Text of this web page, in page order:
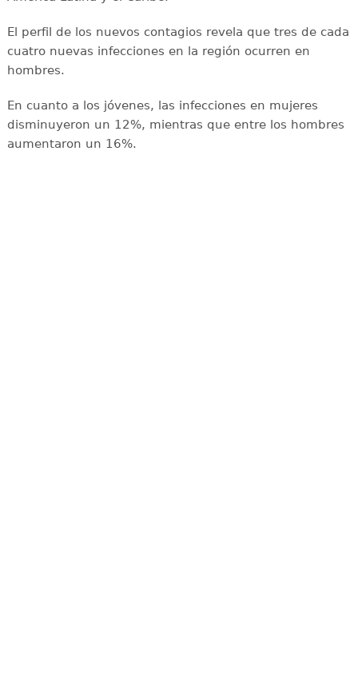
El perfil de los nuevos contagios revela que tres de cada
cuatro nuevas infecciones en la región ocurren en
hombres.
En cuanto a los jóvenes, las infecciones en mujeres
disminuyeron un 12%, mientras que entre los hombres
aumentaron un 16%.